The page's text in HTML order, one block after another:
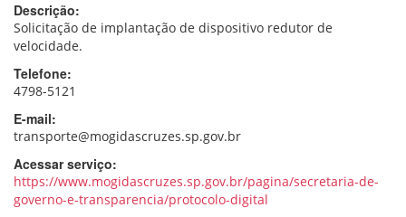
Descrição:
Solicitação de implantação de dispositivo redutor de
velocidade.
Telefone:
4798-5121
E-mail:
transporte@mogidascruzes.sp.gov.br
Acessar serviço:
https://www.mogidascruzes.sp.gov.br/pagina/secretaria-de-
governo-e-transparencia/protocolo-digital